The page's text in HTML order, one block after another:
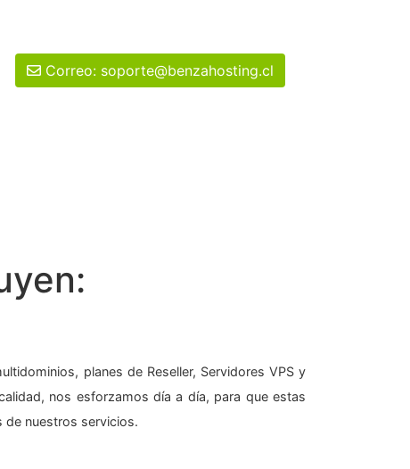
Correo: soporte@benzahosting.cl
planes de Reseller, Servidores VPS y
nos esforzamos día a día, para que estas
de nuestros servicios.